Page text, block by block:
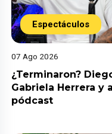
Espectáculos
07 Ago 2026
¿Terminaron?
Gabriela Herrera y
pódcast